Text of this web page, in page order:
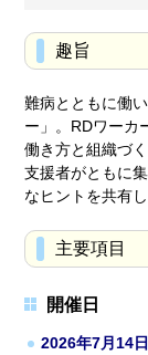
趣旨
難病とともに働
ー」。RDワーカ
働き方と組織づ
支援者がともに
なヒントを共有し
主要項目
開催日
2026年7月14日